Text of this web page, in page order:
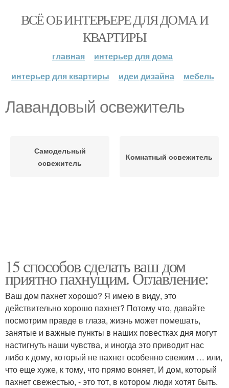
ВСЁ ОБ ИНТЕРЬЕРЕ ДЛЯ ДОМА И
КВАРТИРЫ
главная
интерьер для дома
интерьер для квартиры
идеи дизайна мебель
Лавандовый освежитель
Самодельный
освежитель
Комнатный освежитель
15 способов сделать ваш дом
приятно пахнущим. Оглавление:
Ваш дом пахнет хорошо? Я имею в виду, это
действительно хорошо пахнет? Потому что, давайте
посмотрим правде в глаза, жизнь может помешать,
занятые и важные пункты в наших повестках дня могут
настигнуть наши чувства, и иногда это приводит нас
либо к дому, который не пахнет особенно свежим … или,
что еще хуже, к тому, что прямо воняет, И дом, который
пахнет свежестью, - это тот, в котором люди хотят быть.